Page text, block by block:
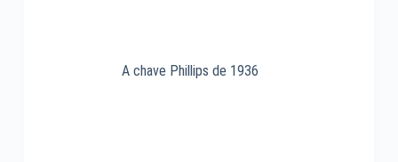
A chave Phillips de 1936